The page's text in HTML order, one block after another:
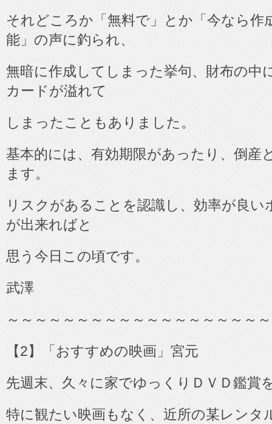
それどころか「無料で」とか「今なら作
能」の声に釣られ、
無暗に作成してしまった挙句、財布の中
カードが溢れて
しまったこともありました。
基本的には、有効期限があったり、倒産
ます。
リスクがあることを認識し、効率が良
が出来ればと
思う今日この頃です。
武澤
～～～～～～～～～～～～～～～～～～
【2】「おすすめの映画」宮元
先週末、久々に家でゆっくりＤＶＤ鑑賞
特に観たい映画もなく、近所の某レンタ